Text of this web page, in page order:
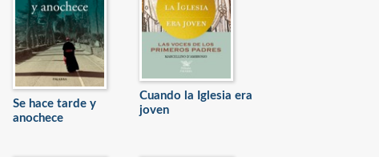
Se hace tarde y
anochece
Cuando la Iglesia era
joven